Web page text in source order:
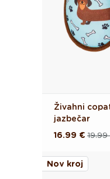
Živahni
jazbečar
Redna
Akcijska
16.99 €
Nov kroj